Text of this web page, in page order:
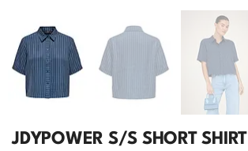
JDYPOWER S/S SHORT